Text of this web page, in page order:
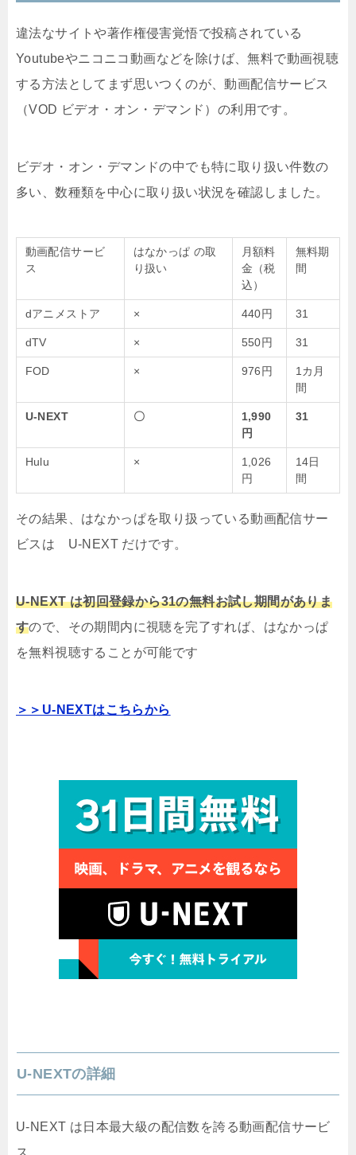
違法なサイトや著作権侵害覚悟で投稿されている
Youtubeやニコニコ動画などを除けば、無料で動画視聴
する方法としてまず思いつくのが、動画配信サービス
（VOD ビデオ・オン・デマンド）の利用です。
ビデオ・オン・デマンドの中でも特に取り扱い件数の
多い、数種類を中心に取り扱い状況を確認しました。
動画配信サービ
ス
はなかっぱ の取
り扱い
月額料
金（税
込）
無料期
間
dアニメストア × 440円 31
dTV × 550円 31
FOD × 976円
1カ月
間
U-NEXT 〇
1,990
円
31
Hulu ×
1,026
円
14日
間
その結果、はなかっぱを取り扱っている動画配信サー
ビスは U-NEXT だけです。
U-NEXT は初回登録から31の無料お試し期間がありま
すので、その期間内に視聴を完了すれば、はなかっぱ
を無料視聴することが可能です
＞＞U-NEXTはこちらから
U-NEXTの詳細
U-NEXT は日本最大級の配信数を誇る動画配信サービ